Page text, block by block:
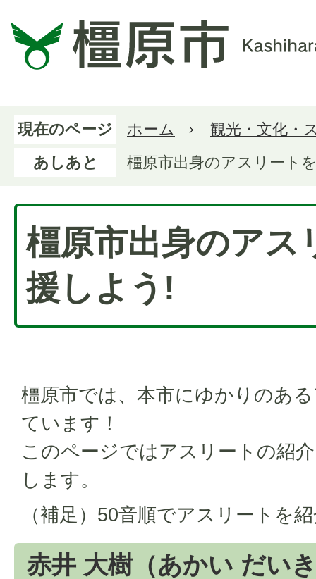
現在のページ ホーム
観光・文化・
あしあと
橿原市出身のアスリート
橿原市出身のアス
援しよう!
橿原市では、本市にゆかりのあ
ています！
このページではアスリートの紹
します。
（補足）50音順でアスリートを
赤井 大樹（あかい だい